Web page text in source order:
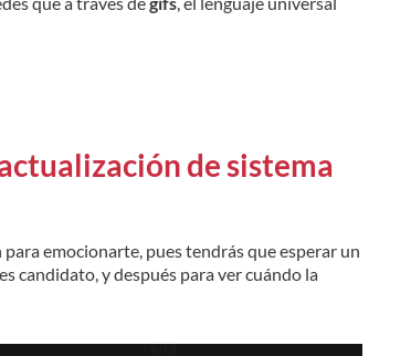
de sistema
emocionarte, pues tendrás que esperar un
candidato, y después para ver cuándo la